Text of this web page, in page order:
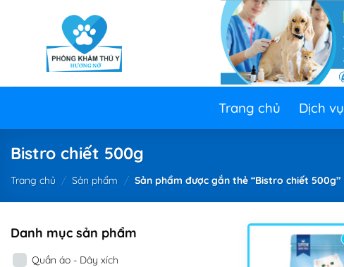
Trang chủ Dịch vụ
Bistro chiết 500g
Trang chủ / Sản phẩm / Sản phẩm được gắn thẻ “Bistro chiết 500g”
Danh mục sản phẩm
Quần áo - Dây xích